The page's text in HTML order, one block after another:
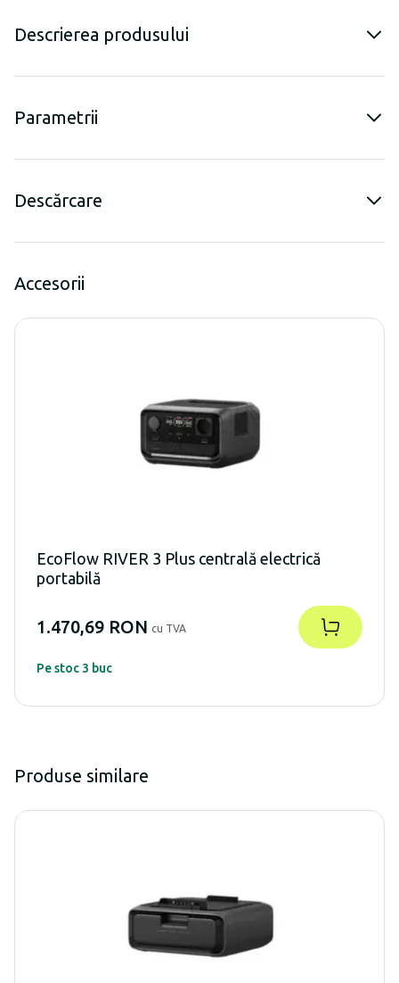
Descrierea produsului
Parametrii
Descărcare
Accesorii
EcoFlow RIVER 3 Plus centrală electrică
portabilă
1.470,69 RON cu TVA
Pe stoc 3 buc
Produse similare